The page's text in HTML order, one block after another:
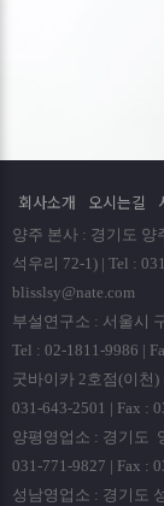
회사소개 오시는길
양주 본사 : 경기도 양
석우리 72-1) | Tel :
blisslsy@nate.com
부설연구소 : 서울시
Tel : 02-1811-9986 |
굿바이카 2호점(이천
031-643-2501 | Fax :
양평영업소 : 경기도
031-771-9827 | Fax :
성남영업소 : 경기도